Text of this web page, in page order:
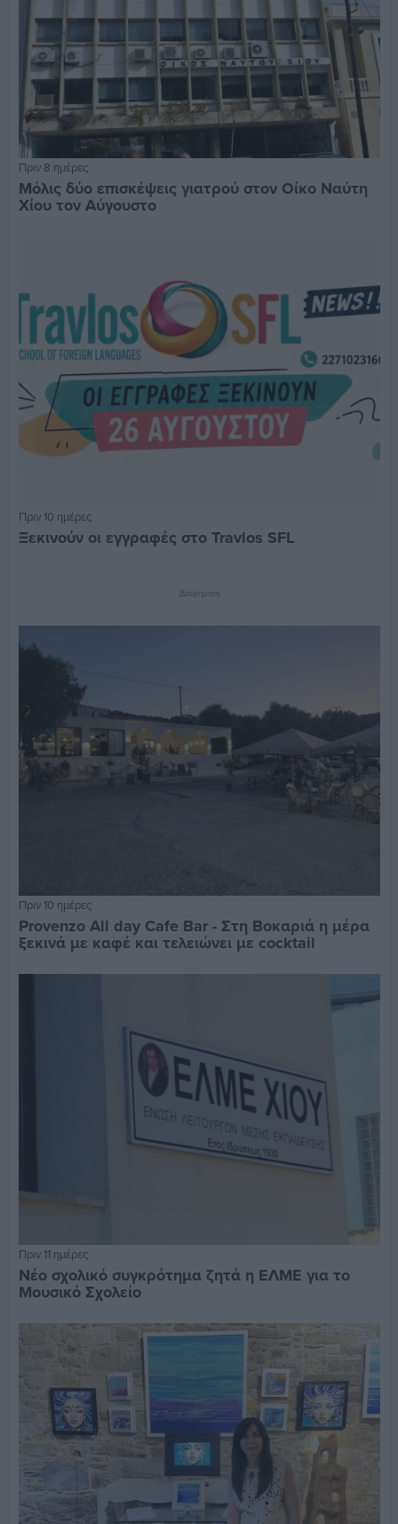
Πριν 8 ημέρες
Μόλις δύο επισκέψεις γιατρού στον Οίκο Ναύτη
Χίου τον Αύγουστο
Πριν 10 ημέρες
Ξεκινούν οι εγγραφές στο Travlos SFL
Διαφήμιση
Πριν 10 ημέρες
Provenzo All day Cafe Bar - Στη Βοκαριά η μέρα
ξεκινά με καφέ και τελειώνει με cocktail
Πριν 11 ημέρες
Νέο σχολικό συγκρότημα ζητά η ΕΛΜΕ για το
Μουσικό Σχολείο